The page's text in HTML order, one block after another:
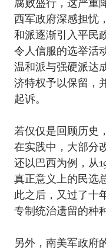
西军政府深感担忧
和派逐渐引入平民
令人信服的选举活
温和派与强硬派达
济特权予以保留，
起诉。
若仅仅是回顾历史
在实践中，大部分
还以巴西为例，从
真正意义上的民选
此之后，又过了十
专制统治遗留的种
另外，南美军政府